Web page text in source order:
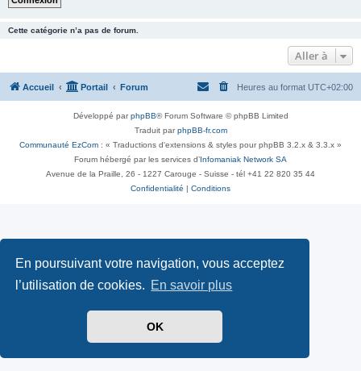
En poursuivant votre navigation, vous acceptez
l’utilisation de cookies. En savoir plus
OK
Cette catégorie n’a pas de forum.
Aller à
Accueil Portail Forum Heures au format UTC+02:00
Développé parphpBB® Forum Software © phpBB Limited
Traduit parphpBB-fr.com
Communauté EzCom : « Traductions d'extensions & styles pour phpBB 3.2.x & 3.3.x »
Forum hébergé par les services d’ Infomaniak Network SA
Avenue de la Praille, 26 - 1227 Carouge - Suisse - tél +41 22 820 35 44
Confidentialité
Conditions